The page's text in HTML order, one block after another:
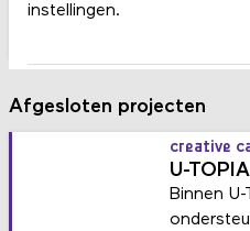
instellingen.
Afgesloten projecten
creative
U-TOPIA
Binnen